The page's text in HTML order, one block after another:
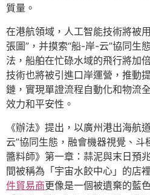
質量。
在港航領域，人工智能技術將被
張圖”，并摸索“船-岸-云”協同生
法，船舶在忙碌水域的飛行將加
技術也將被引進口岸運營，推動
鏈，實現單證流程自動化和物流
效力和平安性。
《辦法》提出，以廣州港出海航
云”協同生態，融會機器視覺、
醬料師》第一章：蒜泥與末日預
間被稱為「宇宙水餃中心」的店
件貿易商更像是一個被遺棄的藍